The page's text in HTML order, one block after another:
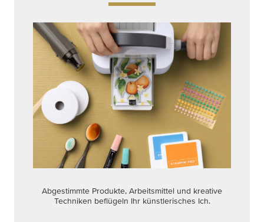
Abgestimmte Produkte, Arbeitsmittel und kreative
Techniken beflügeln Ihr künstlerisches Ich.